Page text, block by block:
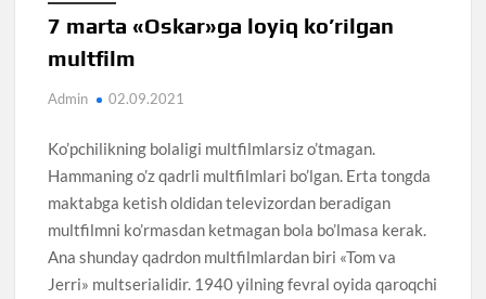
7 marta «Oskar»ga loyiq ko’rilgan
multfilm
Admin 02.09.2021
Ko’pchilikning bolaligi multfilmlarsiz o’tmagan.
Hammaning o’z qadrli multfilmlari bo’lgan. Erta tongda
maktabga ketish oldidan televizordan beradigan
multfilmni ko’rmasdan ketmagan bola bo’lmasa kerak.
Ana shunday qadrdon multfilmlardan biri «Tom va
Jerri» multserialidir. 1940 yilning fevral oyida qaroqchi